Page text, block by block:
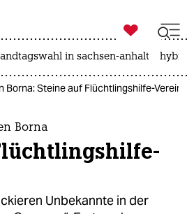
zahl ich
ich

taz zahl ich
in sachsen-anhalt
Borna: Steine auf Flüchtlingshilfe-Verein
Borna
Unbekannte in der